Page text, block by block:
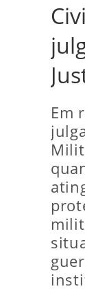
Em